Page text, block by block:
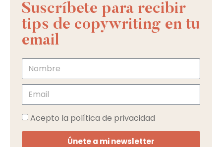
Suscríbete para recibir
tips de copywriting en tu
email
Acepto la política de privacidad
Únete a mi newsletter